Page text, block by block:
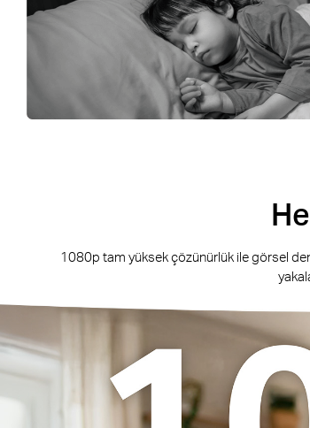
1080p tam yüksek çözünürlük ile görsel